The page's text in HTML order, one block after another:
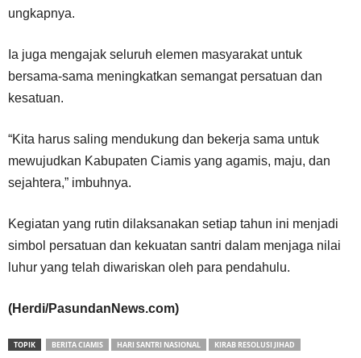
ungkapnya.
Ia juga mengajak seluruh elemen masyarakat untuk
bersama-sama meningkatkan semangat persatuan dan
kesatuan.
“Kita harus saling mendukung dan bekerja sama untuk
mewujudkan Kabupaten Ciamis yang agamis, maju, dan
sejahtera,” imbuhnya.
Kegiatan yang rutin dilaksanakan setiap tahun ini menjadi
simbol persatuan dan kekuatan santri dalam menjaga nilai
luhur yang telah diwariskan oleh para pendahulu.
(Herdi/PasundanNews.com)
TOPIK BERITA CIAMIS HARI SANTRI NASIONAL KIRAB RESOLUSI JIHAD